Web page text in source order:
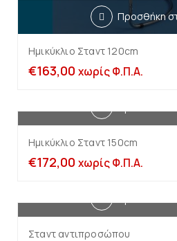
Προσθήκη
Ημικύκλιο Σταντ 120cm
€163,00 χωρίς Φ.Π.Α.
Ημικύκλιο Σταντ 150cm
€172,00 χωρίς Φ.Π.Α.
Σταντ αντιπροσώπου